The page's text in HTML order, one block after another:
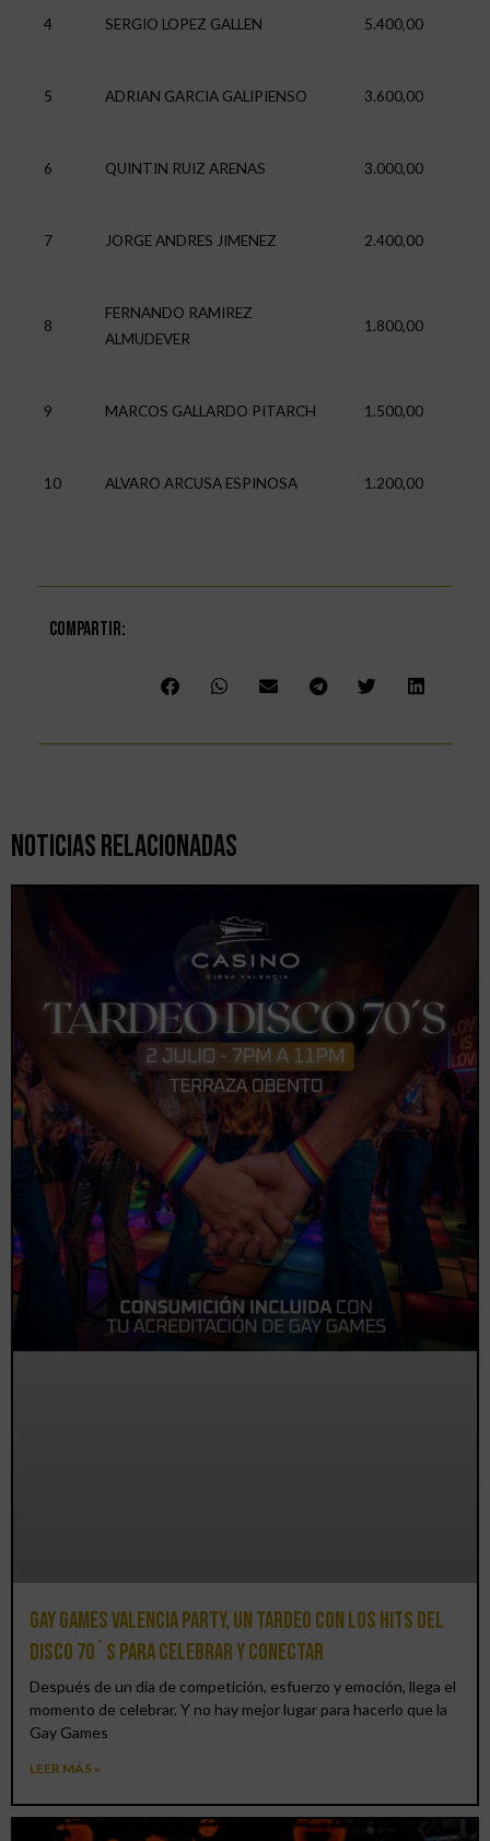
4 SERGIO LOPEZ GALLEN 5.400,00
5 ADRIAN GARCIA GALIPIENSO 3.600,00
6 QUINTIN RUIZ ARENAS 3.000,00
7 JORGE ANDRES JIMENEZ 2.400,00
8
FERNANDO RAMIREZ
ALMUDEVER
1.800,00
9 MARCOS GALLARDO PITARCH 1.500,00
10 ALVARO ARCUSA ESPINOSA 1.200,00
Compartir:
Noticias Relacionadas
Gay Games Valencia Party, un tardeo con los hits del
DISCO 70´S para celebrar y conectar
Después de un día de competición, esfuerzo y emoción, llega el
momento de celebrar. Y no hay mejor lugar para hacerlo que la
Gay Games
LEER MÁS »